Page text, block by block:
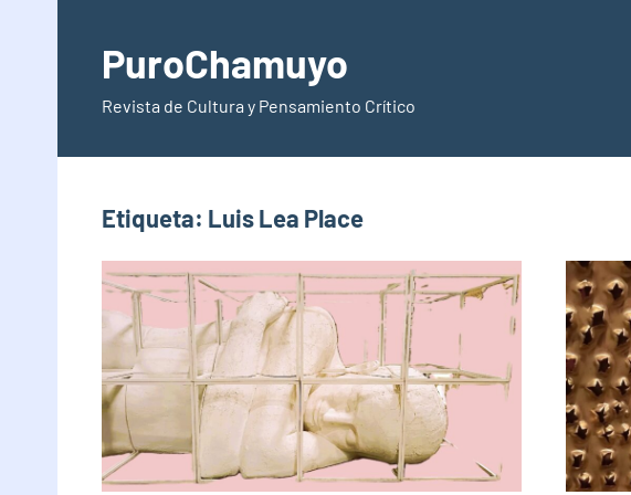
contenidoPuroChamuyo
Revista de Cultura y Pensamiento Crítico
Etiqueta: Luis Lea Place